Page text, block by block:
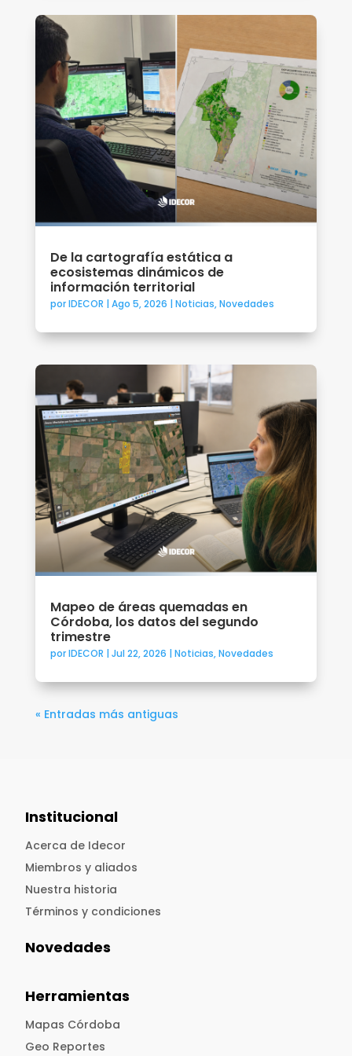
De la cartografía estática a
ecosistemas dinámicos de
información territorial
porIDECOR | Ago 5, 2026 | Noticias,Novedades
Mapeo de áreas quemadas en
Córdoba, los datos del segundo
trimestre
porIDECOR | Jul 22, 2026 | Noticias,Novedades
« Entradas más antiguas
Institucional
Acerca de Idecor
Miembros y aliados
Nuestra historia
Términos y condiciones
Novedades
Herramientas
Mapas Córdoba
Geo Reportes